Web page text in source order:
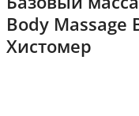
Body Massage
Хистомер
M N O